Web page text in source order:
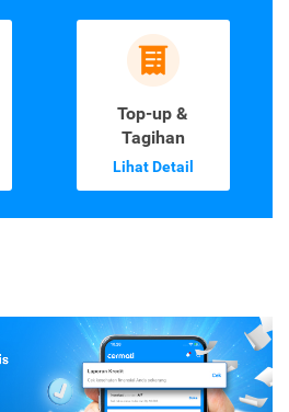
Top-up &
Tagihan
Lihat Detail